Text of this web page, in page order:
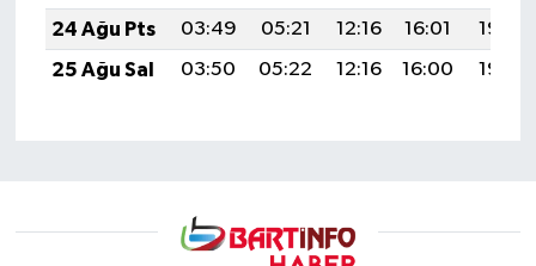
24 Ağu Pts
03:49 05:21 12:16 16:01
19:02
25 Ağu Sal
03:50 05:22 12:16 16:00 19:00